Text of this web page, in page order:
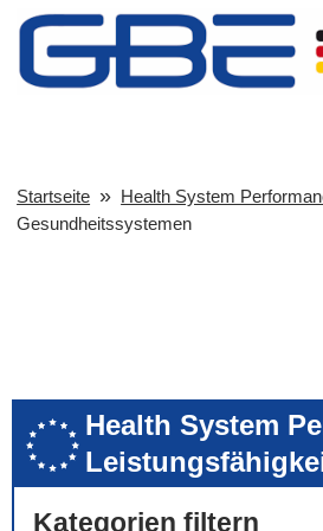
Startseite Health System
Gesundheitssystemen
Health System
Kategorien filtern